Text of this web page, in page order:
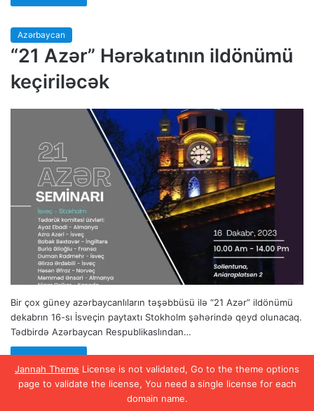
Jannah Theme License is not validated, Go to the theme options
page to validate the license, You need a single license for each
domain name.
Azərbaycan
“21 Azər” Hərəkatının ildönümü
keçiriləcək
Bir çox güney azərbaycanlıların təşəbbüsü ilə “21 Azər” ildönümü
dekabrın 16-sı İsveçin paytaxtı Stokholm şəhərində qeyd olunacaq.
Tədbirdə Azərbaycan Respublikaslından…
Read More »